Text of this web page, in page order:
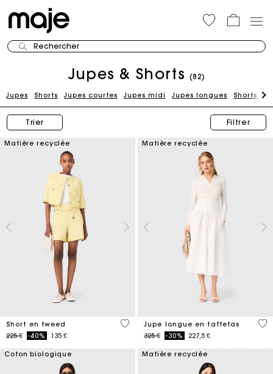
Rechercher
Jupes & Shorts (82)
Jupes Shorts Jupes courtes Jupes midi Jupes longues Shorts en
Trier Filtrer
Matière recyclée
Short en tweed
Price reduced from
225 €to-40% 135 €
4 out of 5 Customer Rating
Matière recyclée
Jupe longue en taffetas
Price reduced from
325 €to-30% 227,5 €
4,9
Coton biologique Matière recyclée